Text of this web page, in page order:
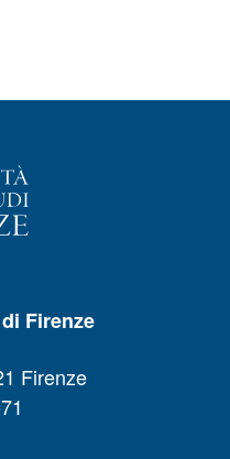
Firenze
Firenze